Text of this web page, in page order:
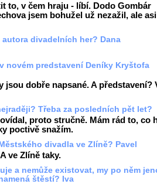
to, v čem hraju - líbí. Dodo Gombár
jsem bohužel už nezažil, ale asi
divadelních her? Dana
novém predstavení Deníky Kryštofa
jsou dobře napsané. A představení?
Třeba za posledních pět let?
proto stručně. Mám rád to, co
poctivě snažím.
divadla ve Zlíně? Pavel
ve Zlíně taky.
a nemůže existovat, my po něm
štěstí? Iva